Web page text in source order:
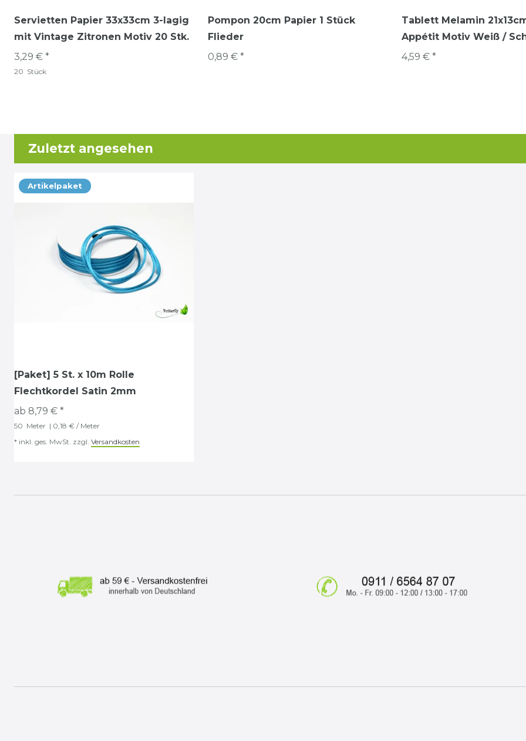
Servietten Papier 33x33cm 3-lagig
mit Vintage Zitronen Motiv 20 Stk.
3,29 € *
20 Stück
Pompon 20cm Papier 1 Stück
Flieder
0,89 € *
Tablett Melamin
Appétit Motiv Weiß /
4,59 € *
Zuletzt angesehen
Artikelpaket
[Paket] 5 St. x 10m Rolle
Flechtkordel Satin 2mm
ab 8,79 € *
50 Meter | 0,18 € / Meter
* inkl. ges. MwSt. zzgl. Versandkosten